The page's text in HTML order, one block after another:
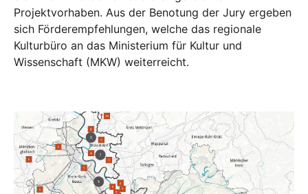
Projektvorhaben. Aus der Benotung der Jury ergeben
sich Förderempfehlungen, welche das regionale
Kulturbüro an das Ministerium für Kultur und
Wissenschaft (MKW) weiterreicht.